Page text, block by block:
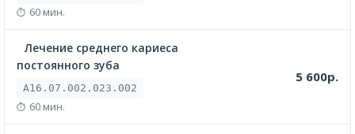
60 мин.
Лечение среднего кариеса
постоянного зуба
A16.07.002.023.002
60 мин.
5 600р.